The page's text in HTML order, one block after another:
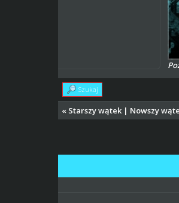
Szukaj
« Starszy wątek | Nowszy